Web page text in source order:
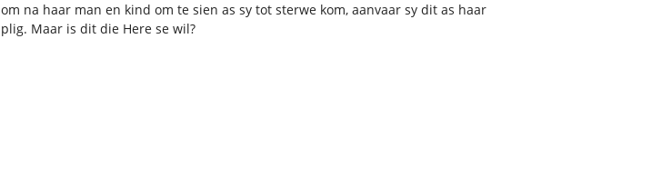
om na haar man en kind om te sien as sy tot sterwe kom, aanvaar sy dit as haar
plig. Maar is dit die Here se wil?